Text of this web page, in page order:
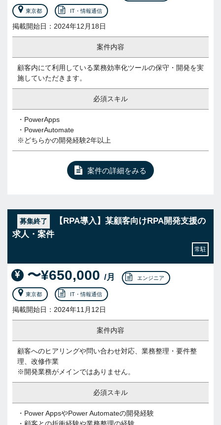
東京都 IT・情報通信
掲載開始日：2024年12月18日
案件内容
顧客内にて利用している業務効率化ツールの保守・開発を実
施していただきます。
必須スキル
・PowerApps
・PowerAutomate
※どちらかの開発経験2年以上
案件の詳細をみる
募集終了
【RPA導入】某顧客向けRPA開発支援の
求人・案件
常駐
〜¥650,000 /月 エンジニア
東京都 IT・情報通信
掲載開始日：2024年11月12日
案件内容
顧客へのヒアリングや問い合わせ対応、業務整理・要件整
理、改修作業
※開発業務がメインではありません。
必須スキル
・Power AppsやPower Automateの開発経験